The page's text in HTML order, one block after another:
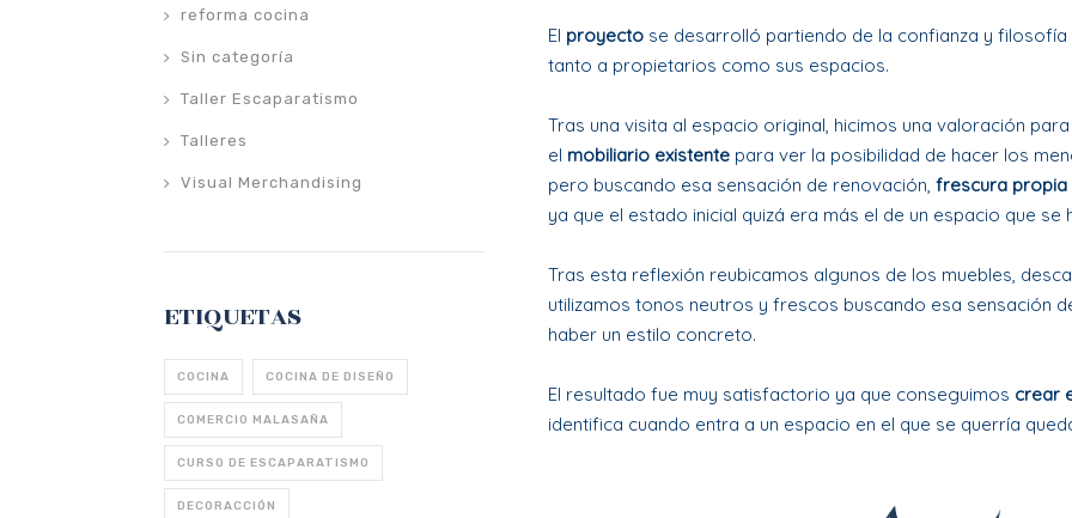
reforma cocina
Sin categoría
Taller Escaparatismo
Talleres
Visual Merchandising
ETIQUETAS
COCINA COCINA DE DISEÑO
COMERCIO MALASAÑA
CURSO DE ESCAPARATISMO
DECORACCIÓN
El proyecto se desarrolló partiendo de la confianza y
tanto a propietarios como sus espacios.
Tras una visita al espacio original, hicimos una valoración
el mobiliario existente para ver la posibilidad de hacer los
pero buscando esa sensación de renovación, frescura propia
ya que el estado inicial quizá era más el de un espacio que se
Tras esta reflexión reubicamos algunos de los muebles,
utilizamos tonos neutros y frescos buscando esa sensación
haber un estilo concreto.
El resultado fue muy satisfactorio ya que conseguimos crear
identifica cuando entra a un espacio en el que se querría